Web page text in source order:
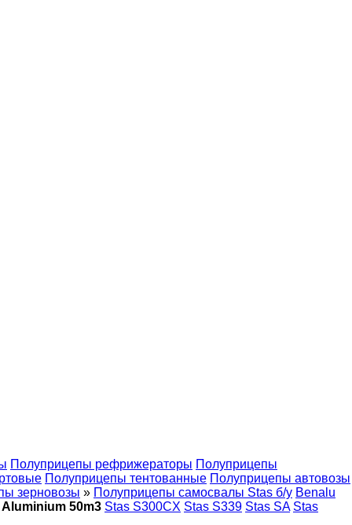
Полуприцепы рефрижераторы Полуприцепы
Полуприцепы тентованные Полуприцепы автовозы
зерновозы » Полуприцепы самосвалы Stas б/у Benalu
50m3 Stas S300CX Stas S339 Stas SA Stas